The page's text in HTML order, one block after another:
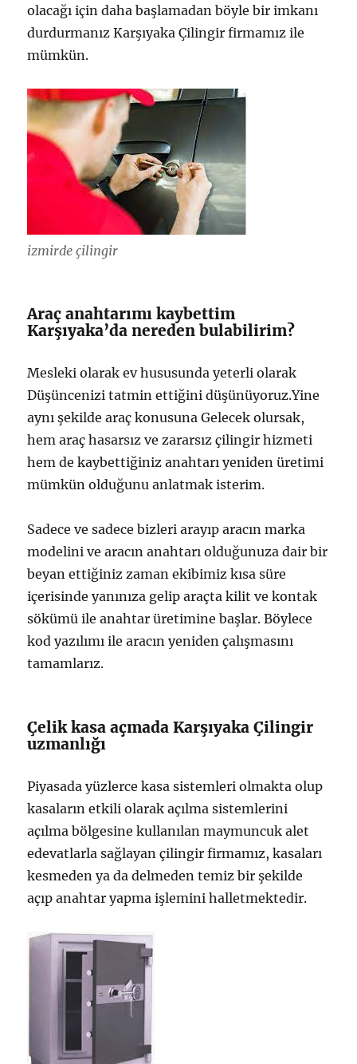
olacağı için daha başlamadan böyle bir imkanı
durdurmanız Karşıyaka Çilingir firmamız ile
mümkün.
izmirde çilingir
Araç anahtarımı kaybettim
Karşıyaka’da nereden bulabilirim?
Mesleki olarak ev hususunda yeterli olarak
Düşüncenizi tatmin ettiğini düşünüyoruz.Yine
aynı şekilde araç konusuna Gelecek olursak,
hem araç hasarsız ve zararsız çilingir hizmeti
hem de kaybettiğiniz anahtarı yeniden üretimi
mümkün olduğunu anlatmak isterim.
Sadece ve sadece bizleri arayıp aracın marka
modelini ve aracın anahtarı olduğunuza dair bir
beyan ettiğiniz zaman ekibimiz kısa süre
içerisinde yanınıza gelip araçta kilit ve kontak
sökümü ile anahtar üretimine başlar. Böylece
kod yazılımı ile aracın yeniden çalışmasını
tamamlarız.
Çelik kasa açmada Karşıyaka Çilingir
uzmanlığı
Piyasada yüzlerce kasa sistemleri olmakta olup
kasaların etkili olarak açılma sistemlerini
açılma bölgesine kullanılan maymuncuk alet
edevatlarla sağlayan çilingir firmamız, kasaları
kesmeden ya da delmeden temiz bir şekilde
açıp anahtar yapma işlemini halletmektedir.